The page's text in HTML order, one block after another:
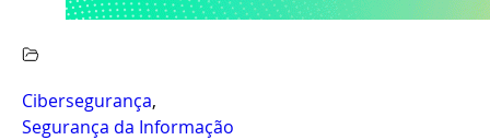
Cibersegurança,
Segurança da Informação